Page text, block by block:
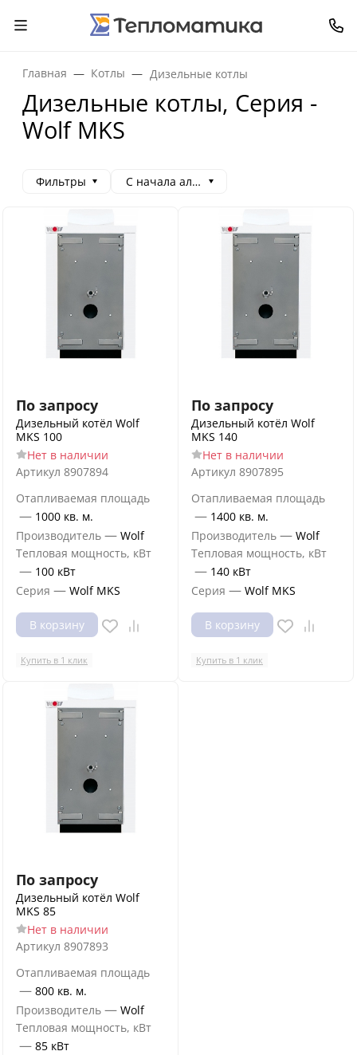
Главная Котлы Дизельные котлы
Дизельные котлы, Серия -
Wolf MKS
Фильтры С начала алфавита
По запросу
Дизельный котёл Wolf
MKS 100
Нет в наличии
Артикул 8907894
Отапливаемая площадь
— 1000 кв. м.
Производитель — Wolf
Тепловая мощность, кВт
— 100 кВт
Серия — Wolf MKS
В корзину
Купить в 1 клик
По запросу
Дизельный котёл Wolf
MKS 140
Нет в наличии
Артикул 8907895
Отапливаемая площадь
— 1400 кв. м.
Производитель — Wolf
Тепловая мощность, кВт
— 140 кВт
Серия — Wolf MKS
В корзину
Купить в 1 клик
По запросу
Дизельный котёл Wolf
MKS 85
Нет в наличии
Артикул 8907893
Отапливаемая площадь
— 800 кв. м.
Производитель — Wolf
Тепловая мощность, кВт
— 85 кВт